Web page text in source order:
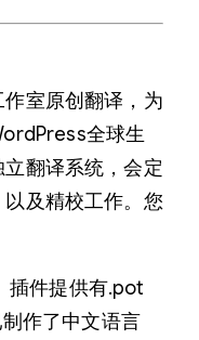
室原创翻译，为
全球生
翻译系统，会定
及精校工作。您
插件提供有.pot
作了中文语言